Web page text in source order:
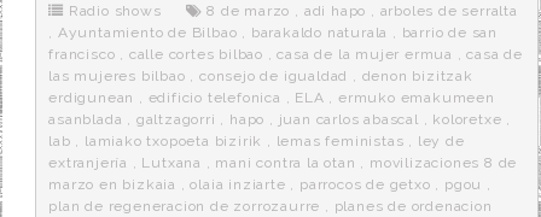
o
k
r
e
r
a
Radio shows 8 de marzo , adi hapo , arboles de serralta
, Ayuntamiento de Bilbao , barakaldo naturala , barrio de san
francisco , calle cortes bilbao ,casa de la mujer ermua ,casa de
las mujeres bilbao ,consejo de igualdad , denon bizitzak
erdigunean , edificio telefonica , ELA ,ermuko emakumeen
asanblada , galtzagorri , hapo , juan carlos abascal , koloretxe ,
lab , lamiako txopoeta bizirik , lemas feministas , ley de
extranjería , Lutxana , mani contra la otan , movilizaciones 8 de
marzo en bizkaia ,olaia inziarte , parrocos de getxo , pgou ,
plan de regeneracion de zorrozaurre , planes de ordenacion